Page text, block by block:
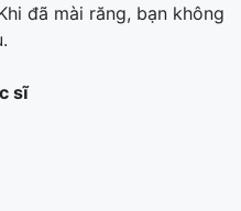
đã mài răng, bạn không
sĩ